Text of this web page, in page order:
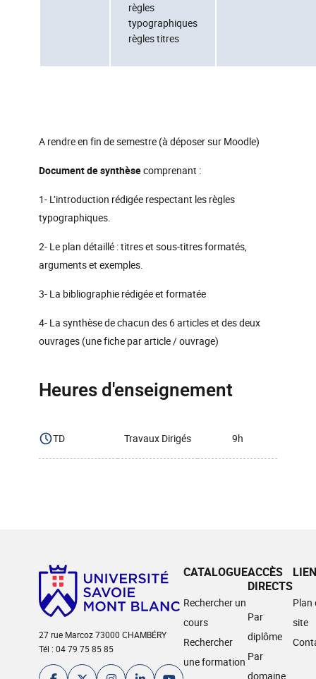
règles
typographiques
règles titres
A rendre en fin de semestre (à déposer sur Moodle)
Document de synthèsecomprenant :
1- L’introduction rédigée respectant les règles
typographiques.
2- Le plan détaillé : titres et sous-titres formatés,
arguments et exemples.
3- La bibliographie rédigée et formatée
4- La synthèse de chacun des 6 articles et des deux
ouvrages (une fiche par article / ouvrage)
Heures d'enseignement
TD Travaux Dirigés 9h
27 rue Marcoz 73000 CHAMBÉRY
Tél : 04 79 75 85 85
CATALOGUE
Rechercher un
cours
Rechercher
une formation
ACCÈS
DIRECTS
Par
diplôme
Par
domaine
Plan
site